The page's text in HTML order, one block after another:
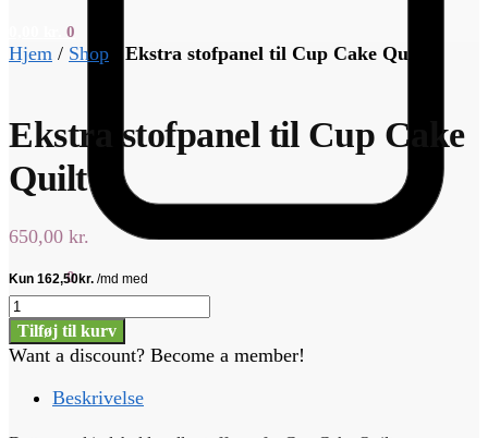
0,00kr. 0
0
Hjem / Shop Ekstra stofpanel til Cup Cake Quilt
Ekstra stofpanel til Cup Cake
Quilt
650,00 kr.
Ekstra
stofpanel
til
Cake
Tilføj til kurv
Want a discount? Become a member!
Beskrivelse